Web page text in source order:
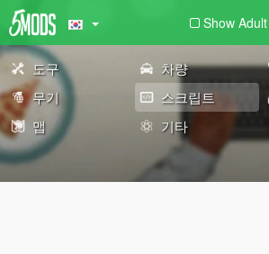
Show Adult
도구 차량
무기
스크립트
맵
기타